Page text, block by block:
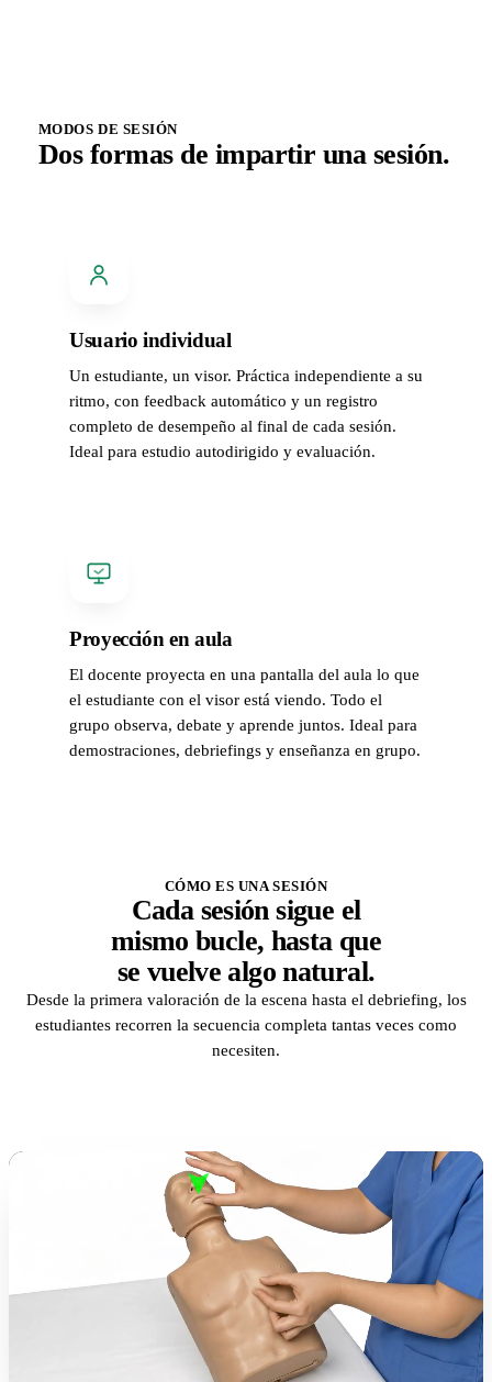
MODOS DE SESIÓN
Dos formas de impartir una sesión.
Usuario individual
Un estudiante, un visor. Práctica independiente a su
ritmo, con feedback automático y un registro
completo de desempeño al final de cada sesión.
Ideal para estudio autodirigido y evaluación.
Proyección en aula
El docente proyecta en una pantalla del aula lo que
el estudiante con el visor está viendo. Todo el
grupo observa, debate y aprende juntos. Ideal para
demostraciones, debriefings y enseñanza en grupo.
CÓMO ES UNA SESIÓN
Cada sesión sigue el
mismo bucle, hasta que
se vuelve algo natural.
Desde la primera valoración de la escena hasta el debriefing, los
estudiantes recorren la secuencia completa tantas veces como
necesiten.